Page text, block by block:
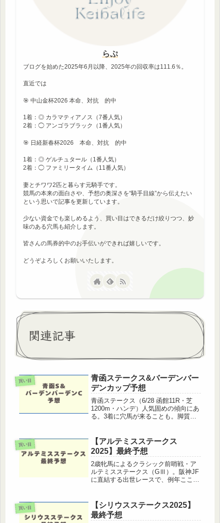
らぷ
ブログを始めた2025年6月以降、2025年の回収率は111.6％。
直近では
🎯 中山金杯2026 本命、対抗 的中
1着：◎ カラマティアノス（7番人気）
2着：◯ アンゴラブラック（1番人気）
🎯 日経新春杯2026 本命、対抗 的中
1着：◎ ゲルチュタール（1番人気）
2着：◯ ファミリータイム（11番人気）
妻とチワワ2匹と暮らす元騎手です。
競馬の本来の面白さや、予想の奥深さを“騎手目線”から伝えたい
という思いで記事を更新しています。
少ない資金でも楽しめるよう、買い目はできるだけ絞りつつ、妙
味のある穴馬も紹介します。
皆さんの馬券的中のお手伝いができれば嬉しいです。
どうぞよろしくお願いいたします。
関連記事
買い目
青函ステークス&バーデンバー
デンカップ予想
青函ステークス（6/28 函館11R・芝
1200m・ハンデ）人気固めの傾向にあ
る。3着に穴馬が来ることも。脚質逃
良。◎ ジョーメッドヴィン ２枠3
番 55kg 横山和騎手 （...
買い目
【アルテミスステークス
2025】最終予想
2歳牝馬によるクラシック前哨戦・ア
ルテミスステークス（GⅢ）。阪神JF
に直結する出世レースで、例年ここか
揃いましたが、今回は「完成度・機動
力・操縦性」を重視して最終予想を組
み...
買い目
【シリウスステークス2025】
最終予想